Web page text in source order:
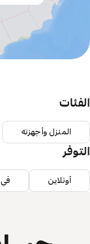
الفئات
المنزل وأجهزته
التوفر
أونلاين في